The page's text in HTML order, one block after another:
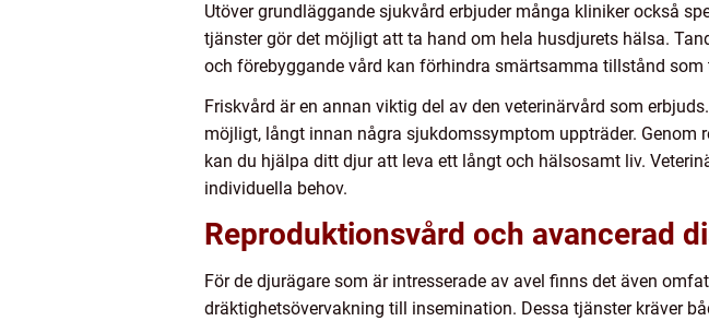
Utöver grundläggande sjukvård erbjuder många kliniker också
tjänster gör det möjligt att ta hand om hela husdjurets hälsa.
och förebyggande vård kan förhindra smärtsamma tillstånd som
Friskvård är en annan viktig del av den veterinärvård som
möjligt, långt innan några sjukdomssymptom uppträder.
kan du hjälpa ditt djur att leva ett långt och hälsosamt liv.
individuella behov.
Reproduktionsvård och avancerad
För de djurägare som är intresserade av avel finns det även
dräktighetsövervakning till insemination. Dessa tjänster kräver